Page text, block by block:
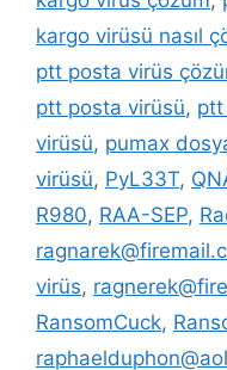
kargo virüsü nasıl
ptt posta virüs
ptt posta virüsü, ptt
virüsü, pumax
virüsü, PyL33T,
R980, RAA-SEP,
virüs,
RansomCuck,